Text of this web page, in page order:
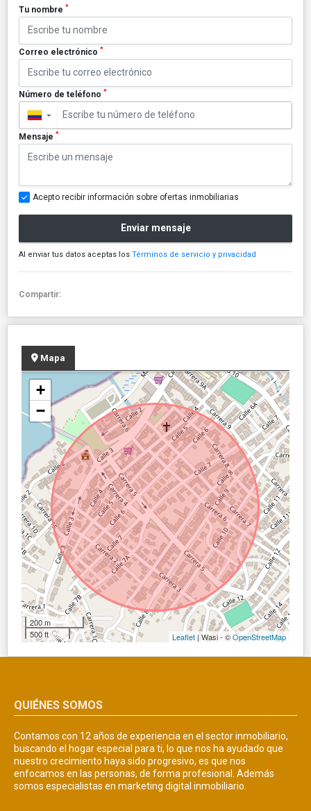
Tu nombre *
Correo electrónico *
Número de teléfono *
▼
Mensaje *
Acepto recibir información sobre ofertas inmobiliarias
Enviar mensaje
Al enviar tus datos aceptas los Términos de servicio y privacidad
Compartir:
Mapa
+
−
200 m
500 ft
Leaflet | Wasi - ©OpenStreetMap
QUIÉNES SOMOS
Contamos con 12 años de experiencia en el sector inmobiliario,
buscando el hogar especial para ti, lo que nos ha ayudado que
nuestro crecimiento haya sido progresivo, es que nos
enfocamos en las personas, de forma profesional. Además
somos especialistas en marketing digital inmobiliario.